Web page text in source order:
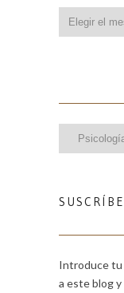
Introduce tu
a este blog